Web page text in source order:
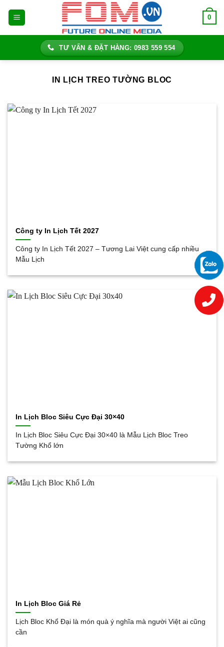
0
TƯ VẤN & ĐẶT HÀNG: 0983 559 554
IN LỊCH TREO TƯỜNG BLOC
Công ty In Lịch Tết 2027
Công ty In Lịch Tết 2027 – Tương Lai Việt cung cấp nhiều
Mẫu Lịch
In Lịch Bloc Siêu Cực Đại 30×40
In Lịch Bloc Siêu Cực Đại 30×40 là Mẫu Lịch Bloc Treo
Tường Khổ lớn
In Lịch Bloc Giá Rẻ
Lịch Bloc Khổ Đại là món quà ý nghĩa mà người Việt ai cũng
cần